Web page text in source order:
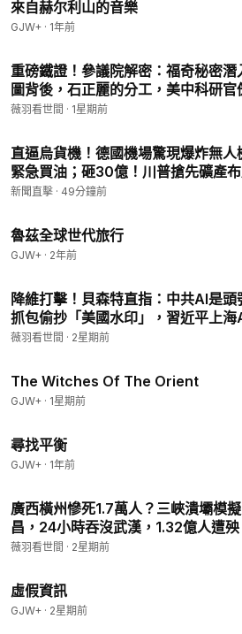
訂閱，點贊，轉發和留言，支持正義之聲
訂閱我們的頻道後，別忘了開啟小鈴鐺！
🌟 加入會員：https://
_CLK0jWLPG9O5Kw/join
歡迎給我們爆料或推薦好的故事和文章
📮電郵：weiyuksj@gmail.com
🔥長效免翻連結：https://s3.us-west-
html?members/weiyu/
推特：https://twitter.com/weiyuksj1
臉書： facebook.com/weiyuksj
來自赫尔利山的音樂
GJW+ · 1年前
重磅鐵證！參議院解密：福奇秘密潛
圖背後，石正麗的分工，美中科研官
多拉魔盒？｜薇羽看世間 20260726
薇羽看世間 · 1星期前
直逼烏貨機！德國機場驚現爆炸無
緊急買油；砸30億！川普搶先礦產
台灣海基會揭赴中案例｜【#新聞直
新聞直擊 · 49分鐘前
魯茲全球世代旅行
GJW+ · 2年前
降維打擊！貝森特直指：中共AI是
抓包偷抄「美國水印」，習近平上海
羽看世間 20260721
薇羽看世間 · 2星期前
The Witches Of The Orient
GJW+ · 1星期前
尋找平衡
GJW+ · 1年前
廣西橫州慘死1.7萬人？三峽潰壩模
昌，24小時吞沒武漢，1.32億人遭
阱！｜薇羽看世間 20260722
薇羽看世間 · 2星期前
虛假資訊
GJW+ · 2星期前